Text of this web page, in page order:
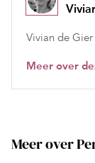
Vivian de Gier
Meer over
Meer over